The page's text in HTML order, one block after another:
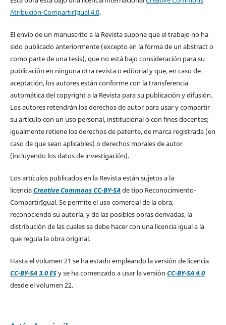
Atribución-CompartirIgual 4.0.
El envío de un manuscrito a la Revista supone que el trabajo no ha
sido publicado anteriormente (excepto en la forma de un abstract o
como parte de una tesis), que no está bajo consideración para su
publicación en ninguna otra revista o editorial y que, en caso de
aceptación, los autores están conforme con la transferencia
automática del copyright a la Revista para su publicación y difusión.
Los autores retendrán los derechos de autor para usar y compartir
su artículo con un uso personal, institucional o con fines docentes;
igualmente retiene los derechos de patente, de marca registrada (en
caso de que sean aplicables) o derechos morales de autor
(incluyendo los datos de investigación).
Los artículos publicados en la Revista están sujetos a la
licenciaCreative Commons CC-BY-SAde tipo Reconocimiento-
CompartirIgual. Se permite el uso comercial de la obra,
reconociendo su autoría, y de las posibles obras derivadas, la
distribución de las cuales se debe hacer con una licencia igual a la
que regula la obra original.
Hasta el volumen 21 se ha estado empleando la versión de licencia
CC-BY-SA 3.0 ESy se ha comenzado a usar la versión CC-BY-SA 4.0
desde el volumen 22.